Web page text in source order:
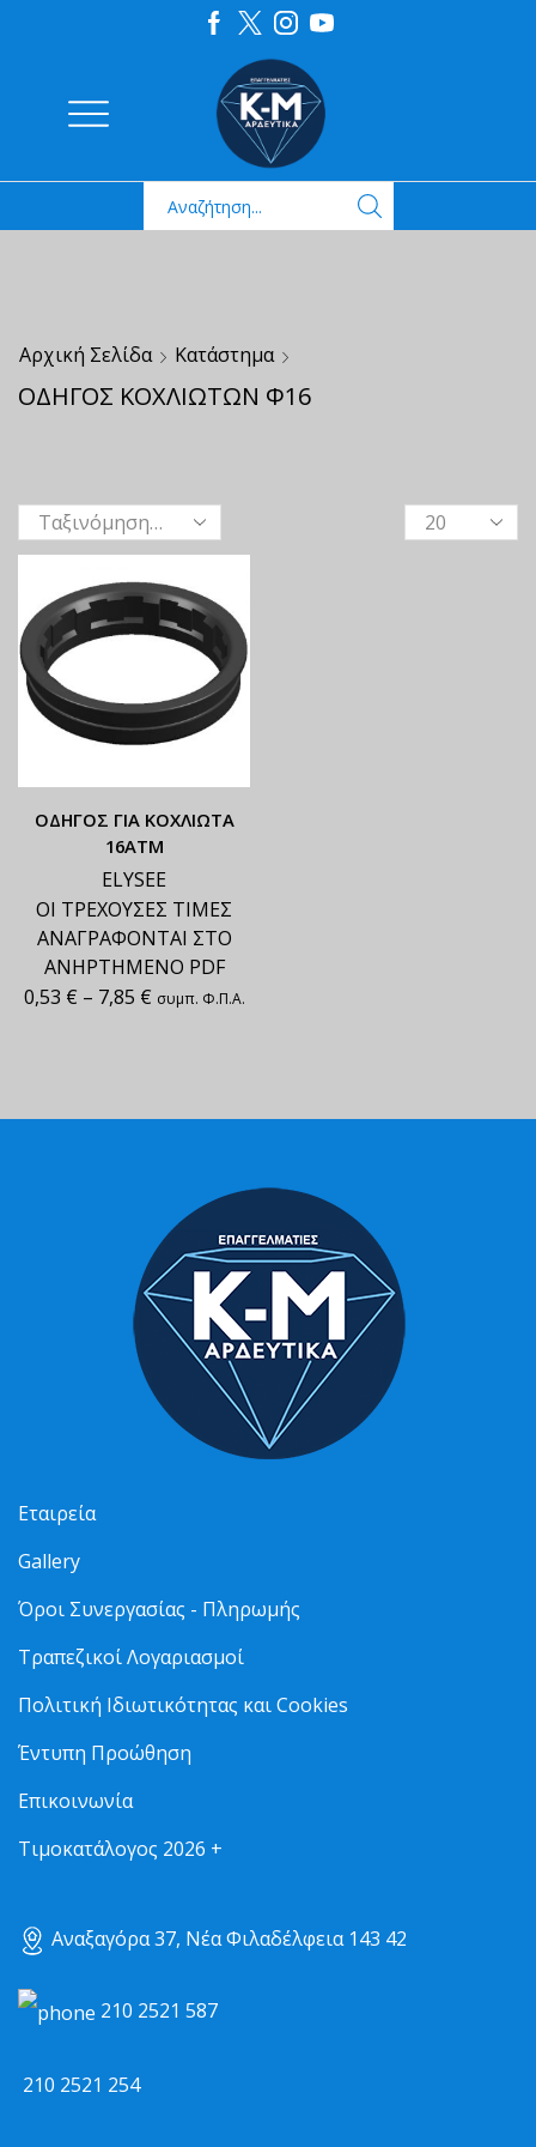
Αρχική Σελίδα Κατάστημα
ΟΔΗΓΟΣ ΚΟΧΛΙΩΤΩΝ Φ16
ΟΔΗΓΟΣ ΓΙΑ ΚΟΧΛΙΩΤΑ
16ΑΤΜ
ELYSEE
ΟΙ ΤΡΕΧΟΥΣΕΣ ΤΙΜΕΣ
ΑΝΑΓΡΑΦΟΝΤΑΙ ΣΤΟ
ΑΝΗΡΤΗΜΕΝΟ PDF
0,53 € – 7,85 € συμπ. Φ.Π.Α.
Εταιρεία
Gallery
Όροι Συνεργασίας - Πληρωμής
Τραπεζικοί Λογαριασμοί
Πολιτική Ιδιωτικότητας και Cookies
Έντυπη Προώθηση
Επικοινωνία
Τιμοκατάλογος 2026 +
Αναξαγόρα 37, Νέα Φιλαδέλφεια 143 42
210 2521 587
210 2521 254